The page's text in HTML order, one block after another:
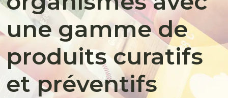
une gamme de
produits curatifs
et préventifs